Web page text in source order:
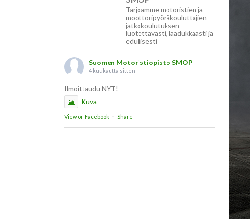
Tarjoamme motoristien ja
moottoripyöräkouluttajien
jatkokoulutuksen
luotettavasti, laadukkaasti ja
edullisesti
Suomen Motoristiopisto SMOP
4 kuukautta sitten
Ilmoittaudu NYT!
Kuva
View on Facebook · Share